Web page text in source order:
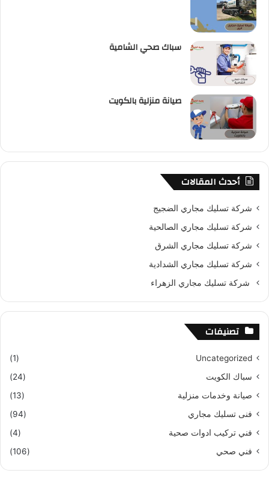
سباك صحي الشامية
صيانة منزلية بالكويت
أحدث المقالات
شركة تسليك مجاري الضجيج
شركة تسليك مجاري الصالحية
شركة تسليك مجاري الشرق
شركة تسليك مجاري الشدادية
شركة تسليك مجاري الزهراء
تصنيفات
Uncategorized
(1)
سباك الكويت
(24)
صيانة وخدمات منزلية
(13)
فنى تسليك مجاري
(94)
فني تركيب ادوات صحية
(4)
فني صحي
(106)